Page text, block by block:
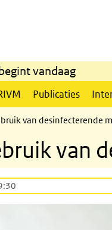
vandaag
Publicaties
van desinfecterende
van